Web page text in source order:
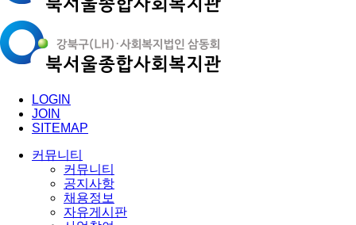
LOGIN
JOIN
SITEMAP
커뮤니티
커뮤니티
공지사항
채용정보
자유게시판